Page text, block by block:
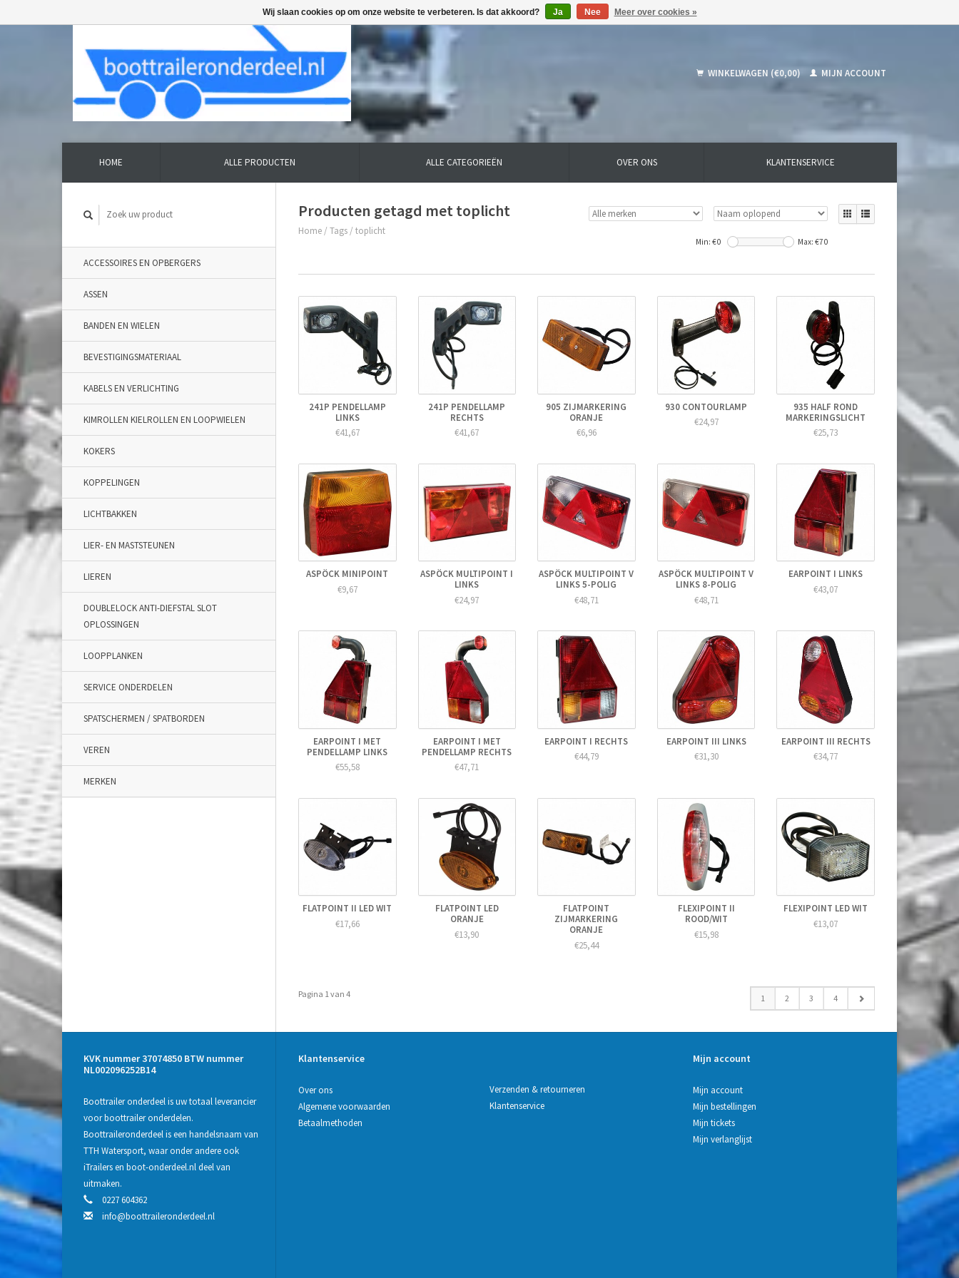
WINKELWAGEN (€0,00) MIJN ACCOUNT
HOME ALLE PRODUCTEN ALLE CATEGORIEËN OVER ONS KLANTENSERVICE
ACCESSOIRES EN OPBERGERS
ASSEN
BANDEN EN WIELEN
BEVESTIGINGSMATERIAAL
KABELS EN VERLICHTING
KIMROLLEN KIELROLLEN EN LOOPWIELEN
KOKERS
KOPPELINGEN
LICHTBAKKEN
LIER- EN MASTSTEUNEN
LIEREN
DOUBLELOCK ANTI-DIEFSTAL SLOT
OPLOSSINGEN
LOOPPLANKEN
SERVICE ONDERDELEN
SPATSCHERMEN / SPATBORDEN
VEREN
MERKEN
Producten getagd met toplicht
Home / Tags / toplicht
Min: €0 Max: €70
241P PENDELLAMP
LINKS
€41,67
241P PENDELLAMP
RECHTS
€41,67
905 ZIJMARKERING
ORANJE
€6,96
930 CONTOURLAMP
€24,97
935 HALF ROND
MARKERINGSLICHT
€25,73
ASPÖCK MINIPOINT
€9,67
ASPÖCK MULTIPOINT I
LINKS
€24,97
ASPÖCK MULTIPOINT V
LINKS 5-POLIG
€48,71
ASPÖCK MULTIPOINT V
LINKS 8-POLIG
€48,71
EARPOINT I LINKS
€43,07
EARPOINT I MET
PENDELLAMP LINKS
€55,58
EARPOINT I MET
PENDELLAMP RECHTS
€47,71
EARPOINT I RECHTS
€44,79
EARPOINT III LINKS
€31,30
EARPOINT III RECHTS
€34,77
FLATPOINT II LED WIT
€17,66
FLATPOINT LED
ORANJE
€13,90
FLATPOINT
ZIJMARKERING
ORANJE
€25,44
FLEXIPOINT II
ROOD/WIT
€15,98
FLEXIPOINT LED WIT
€13,07
Pagina 1 van 4 1 2 3 4
KVK nummer 37074850 BTW nummer
NL002096252B14
Boottrailer onderdeel is uw totaal leverancier
voor boottrailer onderdelen.
Boottraileronderdeel is een handelsnaam van
TTH Watersport, waar onder andere ook
iTrailers en boot-onderdeel.nl deel van
uitmaken.
0227 604362
info@boottraileronderdeel.nl
Klantenservice
Over ons
Algemene voorwaarden
Betaalmethoden
Verzenden & retourneren
Klantenservice
Mijn account
Mijn account
Mijn bestellingen
Mijn tickets
Mijn verlanglijst
Wij slaan cookies op om onze website te verbeteren. Is dat akkoord? Ja Nee Meer over cookies »